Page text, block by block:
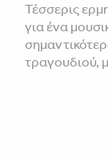
Τέσσερις
για ένα
τραγουδιού,